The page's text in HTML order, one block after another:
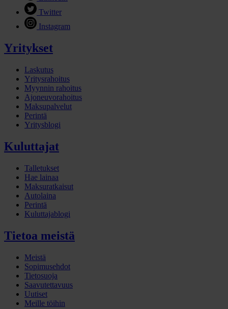
Twitter
Instagram
Yritykset
Laskutus
Yritysrahoitus
Myynnin rahoitus
Ajoneuvorahoitus
Maksupalvelut
Perintä
Yritysblogi
Kuluttajat
Talletukset
Hae lainaa
Maksuratkaisut
Autolaina
Perintä
Kuluttajablogi
Tietoa meistä
Meistä
Sopimusehdot
Tietosuoja
Saavutettavuus
Uutiset
Meille töihin